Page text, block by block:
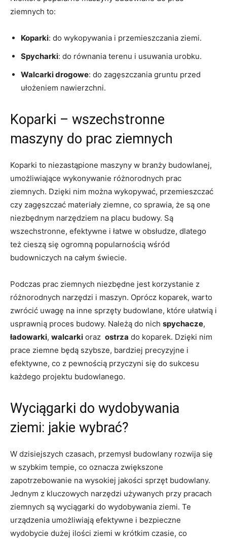
⁤ziemnych to:
Koparki: do wykopywania ⁤i przemieszczania ziemi.
Spycharki: do​ równania terenu‌ i usuwania ⁢urobku.
Walcarki drogowe:⁣ do zagęszczania gruntu przed
ułożeniem ‌nawierzchni.
Koparki – wszechstronne
maszyny do prac ziemnych
Koparki to niezastąpione maszyny w branży budowlanej,
umożliwiające wykonywanie różnorodnych​ prac
ziemnych. Dzięki nim można wykopywać,⁤ przemieszczać
czy zagęszczać materiały ziemne, co ‌sprawia, że są one⁢
niezbędnym narzędziem na placu budowy. Są
wszechstronne, efektywne i łatwe ‌w obsłudze, dlatego
też⁣ cieszą się ogromną popularnością wśród
budowniczych na całym świecie.
Podczas ​prac ziemnych niezbędne‍ jest korzystanie z
różnorodnych narzędzi ⁢i maszyn. Oprócz koparek, warto
zwrócić uwagę na inne sprzęty budowlane, które‌ ułatwią i
usprawnią proces budowy. Należą do nich​ spychacze,
ładowarki, walcarki oraz ⁣ ostrza do koparek. Dzięki nim
prace ziemne będą⁤ szybsze, bardziej precyzyjne i
efektywne, co z pewnością⁤ przyczyni się do sukcesu
każdego⁣ projektu budowlanego.
Wyciągarki do wydobywania
ziemi: jakie wybrać?
W dzisiejszych czasach, przemysł budowlany rozwija się
w szybkim tempie, co⁢ oznacza zwiększone
zapotrzebowanie na wysokiej jakości sprzęt budowlany.
Jednym z kluczowych narzędzi używanych przy pracach
ziemnych są wyciągarki do wydobywania ziemi. Te
urządzenia umożliwiają efektywne i bezpieczne
wydobycie dużej ‍ilości ziemi ⁣w krótkim‍ czasie, co